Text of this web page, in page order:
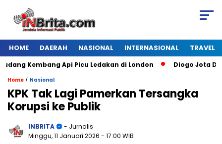
HOME DAERAH NASIONAL INTERNASIONAL TRAVEL
Kembang Api Picu Ledakan di London Diogo Jota Dies
Home / Nasional
KPK Tak Lagi Pamerkan Tersangka
Korupsi ke Publik
INBRITA
- Jurnalis
Minggu, 11 Januari 2026 - 17:00 WIB